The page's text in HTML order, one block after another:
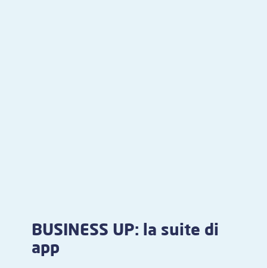
BUSINESS UP: la suite di
app